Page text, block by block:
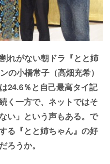
れがない朝ドラ『とと姉
の小橋常子（高畑充希）
24.6％と自己最高タイ記
く一方で、ネットではそ
い」という声もある。で
る『とと姉ちゃん』の好
ろうか。